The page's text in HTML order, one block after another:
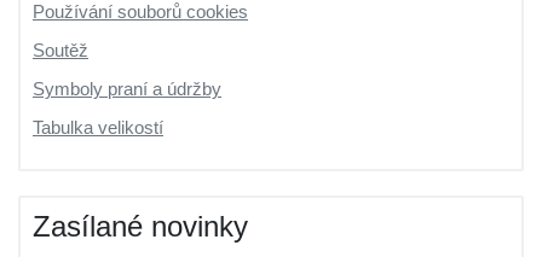
Používání souborů cookies
Soutěž
Symboly praní a údržby
Tabulka velikostí
Zasílané novinky